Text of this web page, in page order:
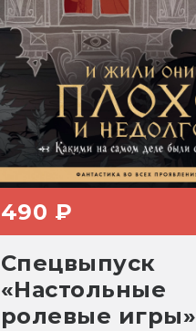
490 ₽
Спецвыпуск
«Настольные
ролевые игры»